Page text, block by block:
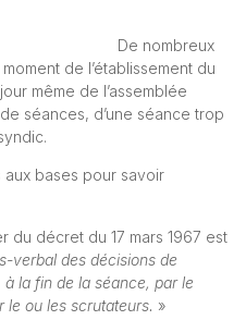
De nombreux
de l’établissement du
même de l’assemblée
séances, d’une séance trop
bases pour savoir
du décret du 17 mars 1967 est
verbal des décisions de
la fin de la séance, par le
le ou les scrutateurs. »